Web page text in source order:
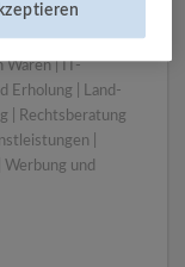
|
|
Waren | IT-
Erholung | Land-
| Rechtsberatung
|
Werbung und